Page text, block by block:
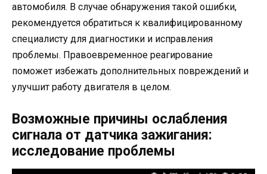
автомобиля. В случае обнаружения такой ошибки,
рекомендуется обратиться к квалифицированному
специалисту для диагностики и исправления
проблемы. Правоевременное реагирование
поможет избежать дополнительных повреждений и
улучшит работу двигателя в целом.
Возможные причины ослабления
сигнала от датчика зажигания:
исследование проблемы